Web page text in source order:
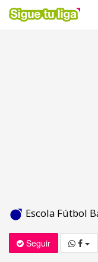
Escola Fútbol
Seguir